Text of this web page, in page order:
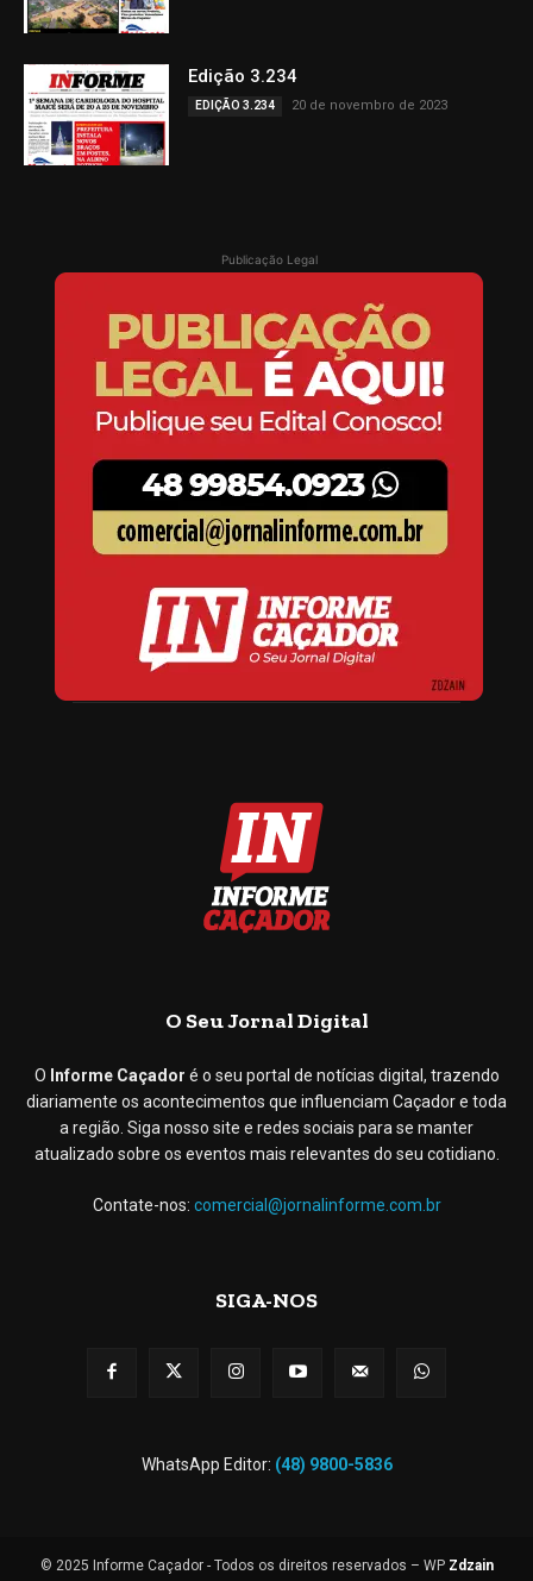
Edição 3.234
EDIÇÃO 3.234 20 de novembro de 2023
Publicação Legal
O Seu Jornal Digital
O Informe Caçador é o seu portal de notícias digital, trazendo
diariamente os acontecimentos que influenciam Caçador e toda
a região. Siga nosso site e redes sociais para se manter
atualizado sobre os eventos mais relevantes do seu cotidiano.
Contate-nos: comercial@jornalinforme.com.br
SIGA-NOS
WhatsApp Editor: (48) 9800-5836
© 2025 Informe Caçador - Todos os direitos reservados – WP Zdzain